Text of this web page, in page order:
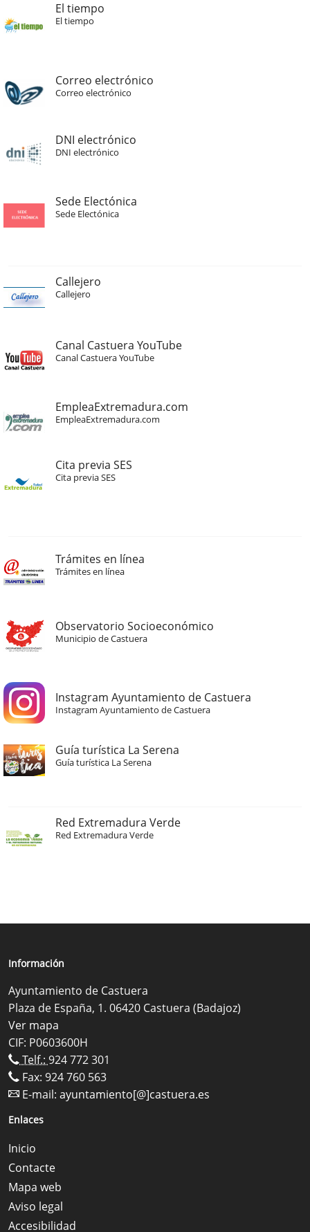
El tiempo
El tiempo
Correo electrónico
Correo electrónico
DNI electrónico
DNI electrónico
Sede Electónica
Sede Electónica
Callejero
Callejero
Canal Castuera YouTube
Canal Castuera YouTube
EmpleaExtremadura.com
EmpleaExtremadura.com
Cita previa SES
Cita previa SES
Trámites en línea
Trámites en línea
Observatorio Socioeconómico
Municipio de Castuera
Instagram Ayuntamiento de Castuera
Instagram Ayuntamiento de Castuera
Guía turística La Serena
Guía turística La Serena
Red Extremadura Verde
Red Extremadura Verde
Información
Ayuntamiento de Castuera
Plaza de España, 1. 06420 Castuera (Badajoz)
Ver mapa
CIF: P0603600H
Telf.: 924 772 301
Fax: 924 760 563
E-mail: ayuntamiento[@]castuera.es
Enlaces
Inicio
Contacte
Mapa web
Aviso legal
Accesibilidad